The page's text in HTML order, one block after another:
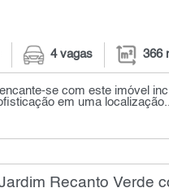
4 vagas 366
se com este imóvel
em uma
Recanto Verde